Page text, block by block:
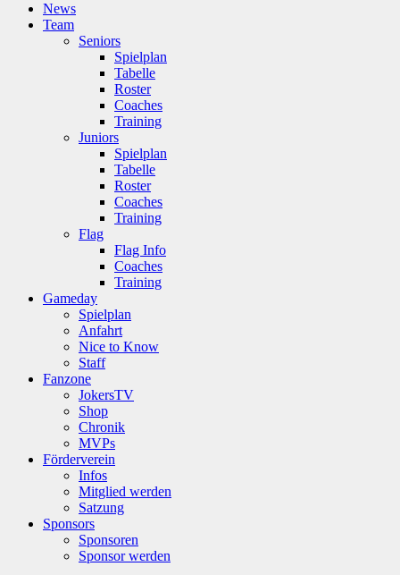
News
Team
Seniors
Spielplan
Tabelle
Roster
Coaches
Training
Juniors
Spielplan
Tabelle
Roster
Coaches
Training
Flag
Flag Info
Coaches
Training
Gameday
Spielplan
Anfahrt
Nice to Know
Staff
Fanzone
JokersTV
Shop
Chronik
MVPs
Förderverein
Infos
Mitglied werden
Satzung
Sponsors
Sponsoren
Sponsor werden